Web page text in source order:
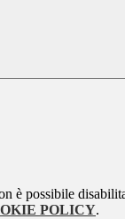
è possibile
POLICY.